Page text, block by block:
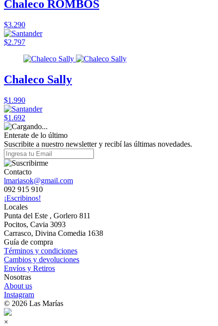
Chaleco ROMBOS
$3.290
$2.797
Chaleco Sally
$1.990
$1.692
Enterate de lo último
Suscribite a nuestro newsletter y recibí las últimas novedades.
Contacto
lmariasok@gmail.com
092 915 910
¡Escribinos!
Locales
Punta del Este , Gorlero 811
Pocitos, Cavia 3093
Carrasco, Divina Comedia 1638
Guía de compra
Términos y condiciones
Cambios y devoluciones
Envíos y Retiros
Nosotras
About us
Instagram
© 2026 Las Marías
×